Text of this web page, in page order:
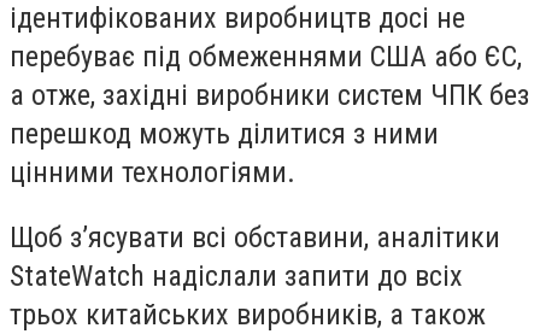
ідентифікованих виробництв досі не
перебуває під обмеженнями США або ЄС,
а отже, західні виробники систем ЧПК без
перешкод можуть ділитися з ними
цінними технологіями.
Щоб з’ясувати всі обставини, аналітики
StateWatch надіслали запити до всіх
трьох китайських виробників, а також